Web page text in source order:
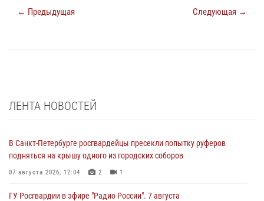
← Предыдущая Следующая →
ЛЕНТА НОВОСТЕЙ
В Санкт-Петербурге росгвардейцы пресекли попытку руферов
подняться на крышу одного из городских соборов
07 августа 2026, 12:04 2 1
ГУ Росгвардии в эфире "Радио России". 7 августа